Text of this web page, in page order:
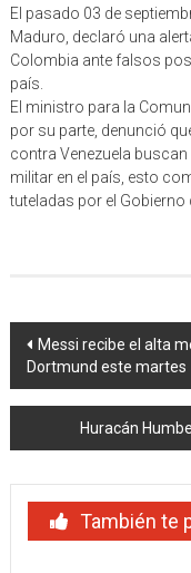
El pasado 03 de
Maduro, declaró una
Colombia ante falsos
país.
El ministro para la
por su parte, denunció
contra Venezuela
militar en el país, esto
tuteladas por el Gobierno
Navegación
de
entradas
Messi recibe el alta
Dortmund este martes
Huracán
También te